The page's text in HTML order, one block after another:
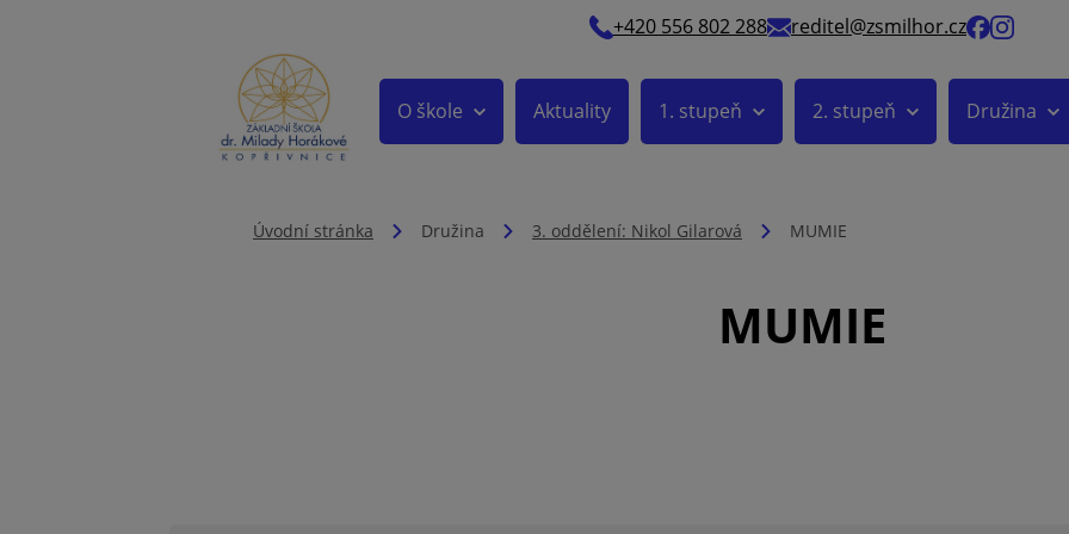
+420 556 802 288 reditel@zsmilhor.cz
O škole Aktuality 1. stupeň 2. stupeň Družina
Úvodní stránka Družina 3. oddělení: Nikol Gilarová MUMIE
MUMIE